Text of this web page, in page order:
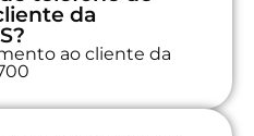
da
ao cliente da